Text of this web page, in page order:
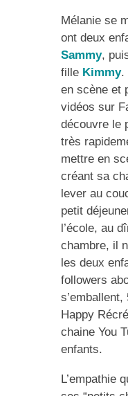
Mélanie se
ont deux
Sammy,
fille Kimmy.
en scène et
vidéos sur
découvre le
très
mettre en
créant sa
lever au
petit
l’école, au
chambre, il
les deux
followers
s’emballent,
Happy
chaine You
enfants.
L’empathie